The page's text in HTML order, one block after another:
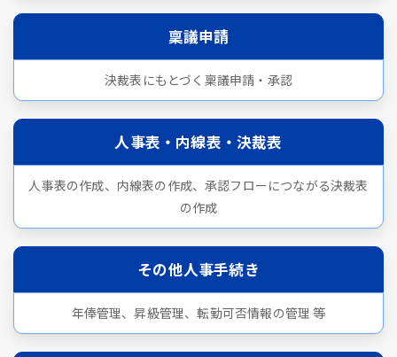
稟議申請
決裁表にもとづく稟議申請・承認
人事表・内線表・決裁表
人事表の作成、内線表の作成、承認フローにつながる決裁表
の作成
その他人事手続き
年俸管理、昇級管理、転勤可否情報の管理 等